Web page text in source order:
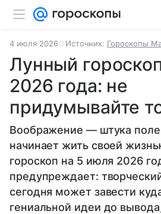
4 июля 2026 Источник: Гороскопы
Лунный
2026 года: не
придумывайте
Воображение — штука
начинает жить своей
гороскоп на 5 июля 2026
предупреждает:
сегодня может завести
гениальной идеи до